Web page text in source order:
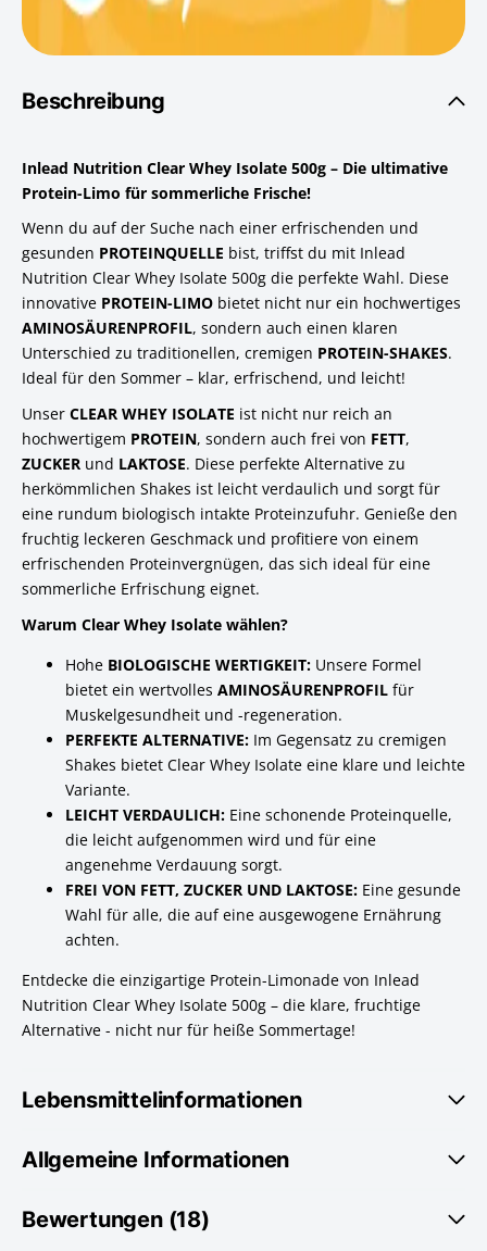
Beschreibung
Inlead Nutrition Clear Whey Isolate 500g – Die ultimative
Protein-Limo für sommerliche Frische!
Wenn du auf der Suche nach einer erfrischenden und
gesunden PROTEINQUELLE bist, triffst du mit Inlead
Nutrition Clear Whey Isolate 500g die perfekte Wahl. Diese
innovative PROTEIN-LIMO bietet nicht nur ein hochwertiges
AMINOSÄURENPROFIL, sondern auch einen klaren
Unterschied zu traditionellen, cremigen PROTEIN-SHAKES.
Ideal für den Sommer – klar, erfrischend, und leicht!
Unser CLEAR WHEY ISOLATE ist nicht nur reich an
hochwertigem PROTEIN, sondern auch frei von FETT,
ZUCKER und LAKTOSE. Diese perfekte Alternative zu
herkömmlichen Shakes ist leicht verdaulich und sorgt für
eine rundum biologisch intakte Proteinzufuhr. Genieße den
fruchtig leckeren Geschmack und profitiere von einem
erfrischenden Proteinvergnügen, das sich ideal für eine
sommerliche Erfrischung eignet.
Warum Clear Whey Isolate wählen?
Hohe BIOLOGISCHE WERTIGKEIT: Unsere Formel
bietet ein wertvolles AMINOSÄURENPROFIL für
Muskelgesundheit und -regeneration.
PERFEKTE ALTERNATIVE: Im Gegensatz zu cremigen
Shakes bietet Clear Whey Isolate eine klare und leichte
Variante.
LEICHT VERDAULICH: Eine schonende Proteinquelle,
die leicht aufgenommen wird und für eine
angenehme Verdauung sorgt.
FREI VON FETT, ZUCKER UND LAKTOSE: Eine gesunde
Wahl für alle, die auf eine ausgewogene Ernährung
achten.
Entdecke die einzigartige Protein-Limonade von Inlead
Nutrition Clear Whey Isolate 500g – die klare, fruchtige
Alternative - nicht nur für heiße Sommertage!
Lebensmittelinformationen
Allgemeine Informationen
Bewertungen (18)